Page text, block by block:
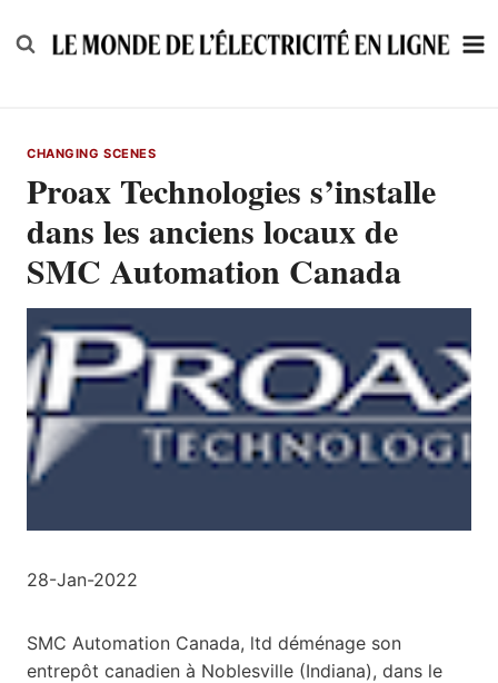
to
CHANGING SCENES
Proax Technologies s’installe
dans les anciens locaux de
SMC Automation Canada
28-Jan-2022
SMC Automation Canada, ltd déménage son
entrepôt canadien à Noblesville (Indiana), dans le